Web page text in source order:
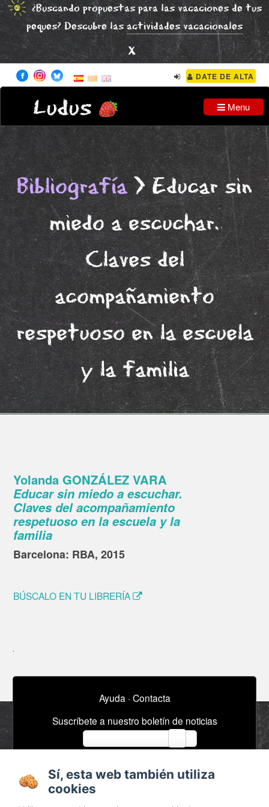
¿Buscando propuestas para las vacaciones de tus
peques? Descubre lasactividades vacacionales
x
DATE DE ALTA
Ludus Menu
Bibliografía> Educar sin
miedo a escuchar.
Claves del
acompañamiento
respetuoso en la escuela
y la familia
Yolanda GONZÁLEZ VARA
Educar sin miedo a escuchar.
Claves del acompañamiento
respetuoso en la escuela y la
familia
Barcelona: RBA, 2015
BÚSCALO EN TU LIBRERÍA
Ayuda · Contacta
Suscríbete a nuestro boletín de noticias
Acerca de
Anuncios / Empleo
Sí, esta web también utiliza
cookies